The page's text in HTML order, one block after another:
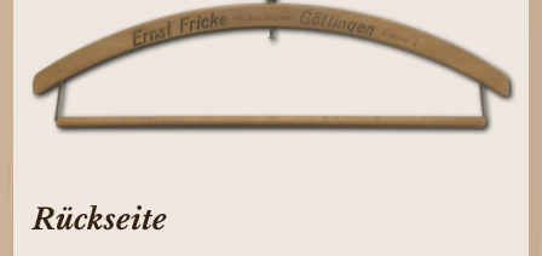
Rückseite